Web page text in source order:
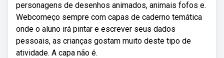
personagens de desenhos animados, animais fofos e.
Webcomeço sempre com capas de caderno temática
onde o aluno irá pintar e escrever seus dados
pessoais, as crianças gostam muito deste tipo de
atividade. A capa não é.